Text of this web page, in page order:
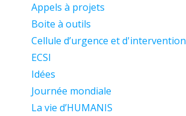
Appels à projets
Boite à outils
Cellule d’urgence et d'intervention
ECSI
Idées
Journée mondiale
La vie d’HUMANIS